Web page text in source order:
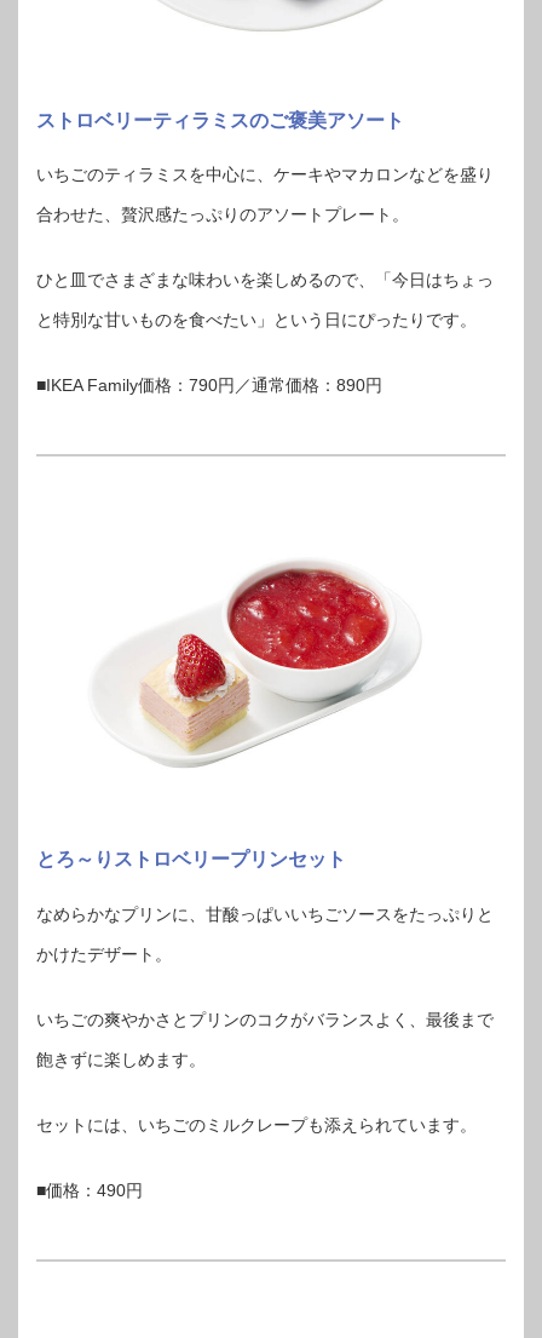
ストロベリーティラミスのご褒美アソート
いちごのティラミスを中心に、ケーキやマカロンなどを盛り
合わせた、贅沢感たっぷりのアソートプレート。
ひと皿でさまざまな味わいを楽しめるので、「今日はちょっ
と特別な甘いものを食べたい」という日にぴったりです。
■IKEA Family価格：790円／通常価格：890円
とろ～りストロベリープリンセット
なめらかなプリンに、甘酸っぱいいちごソースをたっぷりと
かけたデザート。
いちごの爽やかさとプリンのコクがバランスよく、最後まで
飽きずに楽しめます。
セットには、いちごのミルクレープも添えられています。
■価格：490円